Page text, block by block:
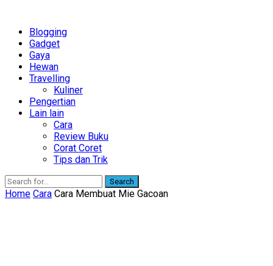
Blogging
Gadget
Gaya
Hewan
Travelling
Kuliner
Pengertian
Lain lain
Cara
Review Buku
Corat Coret
Tips dan Trik
Search
Home Cara Cara Membuat Mie Gacoan